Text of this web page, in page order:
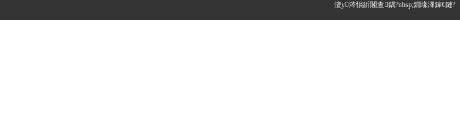
澶у涔愪紤闂查鍝?nbsp;鐗堟潈鎵€鏈?